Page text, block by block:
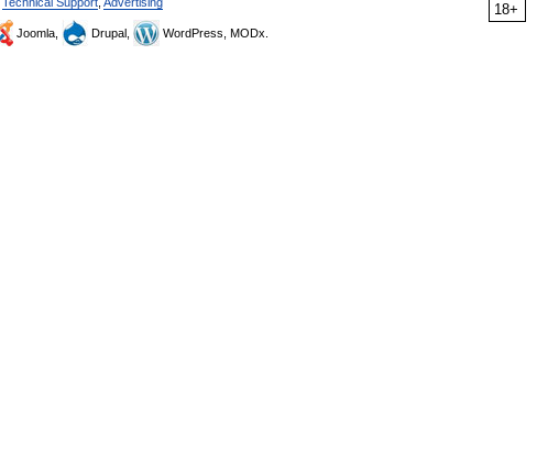
18+
Joomla, Drupal, WordPress, MODx.